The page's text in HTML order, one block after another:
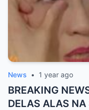
News • 1 year ago
BREAKING
DELAS ALAS NA